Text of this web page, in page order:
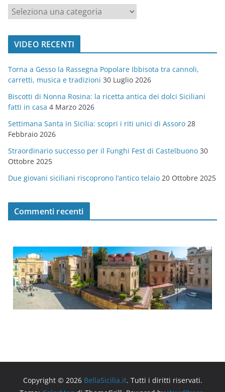
a
t
o
r
i
e
VIDEO RECENTI
Torna a Gesso la Rassegna Popolare Ibbisota tra cannoli,
carretti, musica e tradizioni 30 Luglio 2026
Biscotti di Nonna Rosina: la ricetta antica dei dolci Siciliani
fatti in casa 4 Marzo 2026
Settimana Santa in Sicilia: scopri i riti unici di Assoro 28
Febbraio 2026
Straordinario successo per il Funghi Fest di Castelbuono 30
Ottobre 2025
Due giovani siciliani riscoprono l’antico telaio 20 Ottobre 2025
Commenti recenti
Copyright © 2026 BellaSicilia.it. Tutti i diritti riservati.